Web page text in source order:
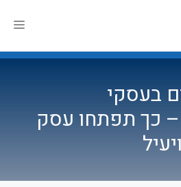
בעסקי
כך תפתחו עסק